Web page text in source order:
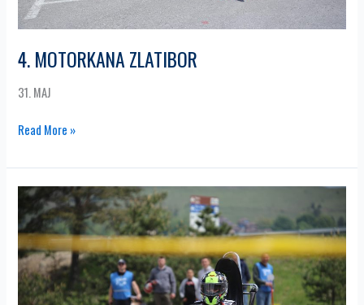
4. MOTORKANA ZLATIBOR
31. MAJ
Read More »
KARTING
SLALOM
ZLATIBOR